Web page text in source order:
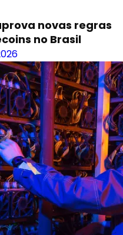
novas regras
no Brasil